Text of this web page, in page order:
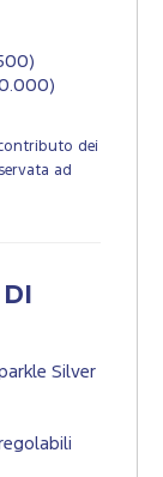
dei
ad
Silver